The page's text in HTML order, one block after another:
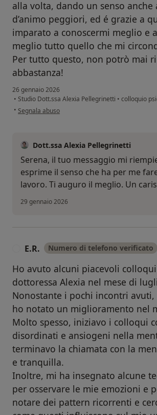
alla volta, dando un senso anche
d’animo peggiori, ed é grazie a
imparato a conoscermi meglio e
meglio tutto quello che mi
Per tutto questo, non potrò mai
abbastanza!
26 gennaio 2026
• Studio Dott.ssa Alexia Pellegrinetti • colloquio
• secondo l'opinione dell'utente Serena A.
Segnala abuso
Dott.ssa Alexia Pellegrinetti
Serena, il tuo messaggio mi
esprime il senso che ha per me
lavoro. Ti auguro il meglio. Un
29 gennaio 2026
E.R. Numero di telefono verificato
Ho avuto alcuni piacevoli
dottoressa Alexia nel mese di
Nonostante i pochi incontri
ho notato un miglioramento nel
Molto spesso, iniziavo i colloqui
disordinati e ansiogeni nella
terminavo la chiamata con la
e tranquilla.
Inoltre, mi ha insegnato alcune
per osservare le mie emozioni e
notare dei pattern ricorrenti e